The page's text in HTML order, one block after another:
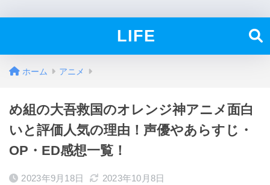
LIFE
ホーム アニメ
め組の大吾救国のオレンジ神アニメ面白
いと評価人気の理由！声優やあらすじ・
OP・ED感想一覧！
2023年9月18日 2023年10月8日